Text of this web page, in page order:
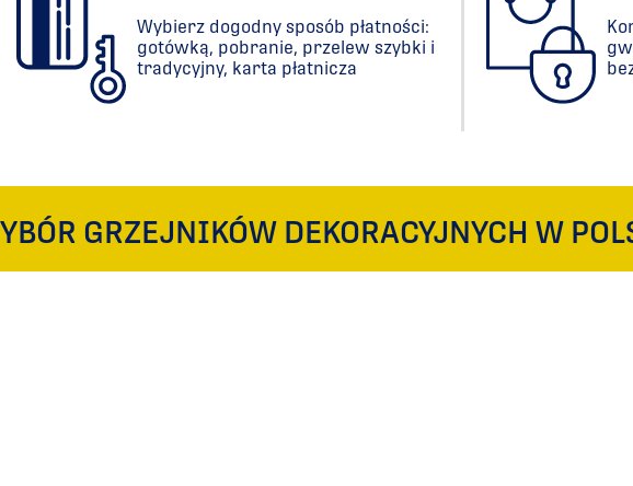
Wybierz dogodny sposób płatności:
gotówką, pobranie, przelew szybki i
tradycyjny, karta płatnicza
GRZEJNIKÓW DEKORACYJNYCH W